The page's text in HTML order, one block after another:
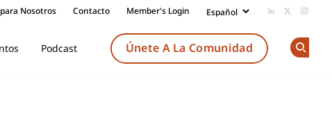
Nosotros Contacto Member's Login Add us on
Follow
Podcast Únete A La Comunidad